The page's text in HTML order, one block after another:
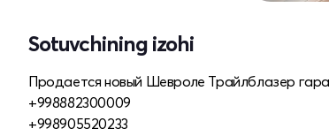
Sotuvchining izohi
Продается новый Шевроле Трайлблазер
+998882300009
+998905520233